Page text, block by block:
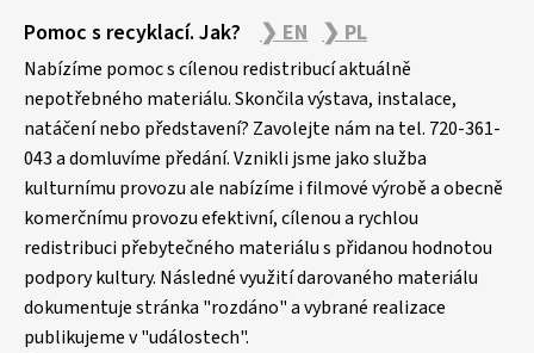
Pomoc s recyklací. Jak? ❯ EN ❯ PL
Nabízíme pomoc s cílenou redistribucí aktuálně
nepotřebného materiálu. Skončila výstava, instalace,
natáčení nebo představení? Zavolejte nám na tel. 720-361-
043 a domluvíme předání. Vznikli jsme jako služba
kulturnímu provozu ale nabízíme i filmové výrobě a obecně
komerčnímu provozu efektivní, cílenou a rychlou
redistribuci přebytečného materiálu s přidanou hodnotou
podpory kultury. Následné využití darovaného materiálu
dokumentuje stránka "rozdáno" a vybrané realizace
publikujeme v "událostech".